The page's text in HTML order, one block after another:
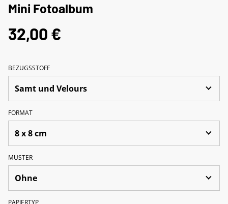
Mini Fotoalbum
32,00 €
BEZUGSSTOFF
FORMAT
MUSTER